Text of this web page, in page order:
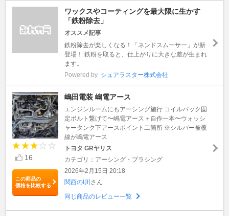
ワックスやコーティングを最大限に生かす
「鉄粉除去」
オススメ記事
鉄粉除去が楽しくなる！「ネンドスムーサー」が新
登場！ 鉄粉を取ると、仕上がりに大きな差が生まれ
ます。
Powered by シュアラスター株式会社
16
この商品の
価格を比較する
嶋田電装 嶋電アース
エンジンルームにもアーシング施行 コイルパック固
定ボルト繋げて〜嶋電アース＋自作一本〜ウォッシ
ャータンク下アースポイント二箇所 ※シルバー被覆
線が嶋電アース
トヨタ GRヤリス
カテゴリ：アーシング・プラシング
2026年2月15日 20:18
関西のI川 さん
同じ商品のレビュー一覧